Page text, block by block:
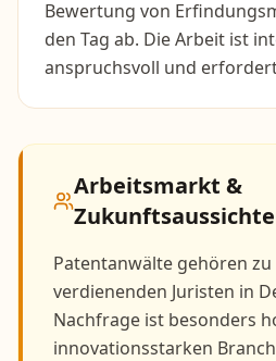
Bewertung von
den Tag ab. Die Arbeit ist
anspruchsvoll und
Arbeitsmarkt &
Patentanwälte gehören
verdienenden Juristen in
Nachfrage ist besonders
innovationsstarken